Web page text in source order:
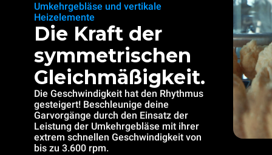
Umkehrgebläse und vertikale
Heizelemente
Die Kraft der
symmetrischen
Gleichmäßigkeit.
Die Geschwindigkeit hat den Rhythmus
gesteigert! Beschleunige deine
Garvorgänge durch den Einsatz der
Leistung der Umkehrgebläse mit ihrer
extrem schnellen Geschwindigkeit von
bis zu 3.600 rpm.